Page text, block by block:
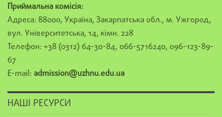
Приймальна комісія:
Адреса: 88000, Україна, Закарпатська обл., м. Ужгород,
вул. Університетська, 14, кімн. 228
Телефон: +38 (0312) 64-30-84, 066-5716240, 096-123-89-
67
E-mail: admission@uzhnu.edu.ua
НАШІ РЕСУРСИ